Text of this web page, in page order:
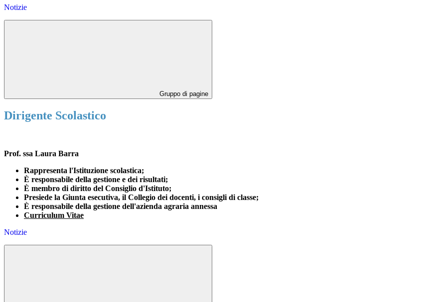
Notizie
Gruppo di pagine
Dirigente Scolastico
Prof. ssa Laura Barra
Rappresenta l'Istituzione scolastica;
È responsabile della gestione e dei risultati;
È membro di diritto del Consiglio d'Istituto;
Presiede la Giunta esecutiva, il Collegio dei docenti, i consigli di classe;
È responsabile della gestione dell'azienda agraria annessa
Curriculum Vitae
Notizie